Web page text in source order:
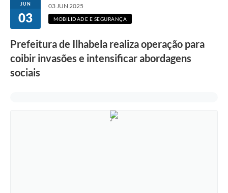
JUN
03
03 JUN 2025
MOBILIDADE E SEGURANÇA
Prefeitura de Ilhabela realiza operação para
coibir invasões e intensificar abordagens
sociais